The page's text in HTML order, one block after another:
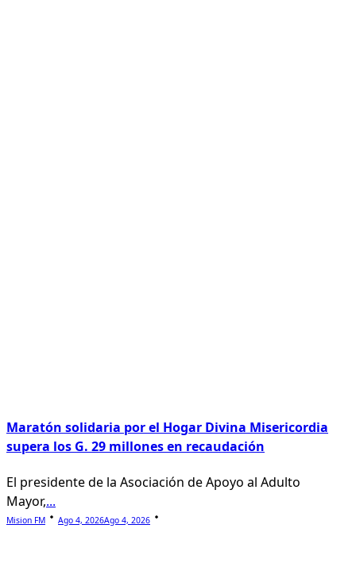
Maratón solidaria por el Hogar Divina Misericordia
supera los G. 29 millones en recaudación
El presidente de la Asociación de Apoyo al Adulto
Mayor,...
Mision FM Ago 4, 2026Ago 4, 2026